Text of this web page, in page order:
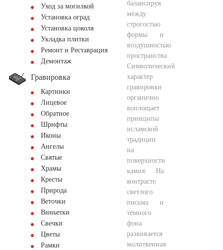
Уход за могилкой
Установка оград
Установка цоколя
Укладка плитки
Ремонт и Реставрация
Демонтаж
Гравировка
Картинки
Лицевое
Обратное
Шрифты
Иконы
Ангелы
Святые
Храмы
Кресты
Природа
Веточки
Виньетки
Свечки
Цветы
Рамки
балансируя
между
строгостью
формы и
воздушностью
пространства.
Символический
характер
гравировки
органично
воплощает
принципы
исламской
традиции
на
поверхности
камня. На
контрасте
светлого
письма и
тёмного
фона
развивается
молитвенная